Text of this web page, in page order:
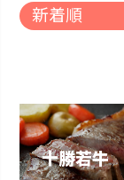
新着順
十勝若牛